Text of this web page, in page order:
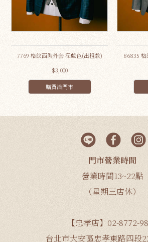
7769 格紋西裝外套 深藍色(出租款)
$3,000
購買洽門市
86835 格
門市營業時間
營業時間13~22點
（星期三店休）
【忠孝店】02-8772-
台北市大安區忠孝東路四段